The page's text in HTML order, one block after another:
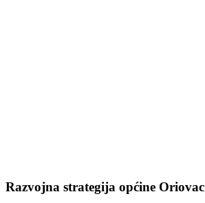
Razvojna strategija općine Oriovac